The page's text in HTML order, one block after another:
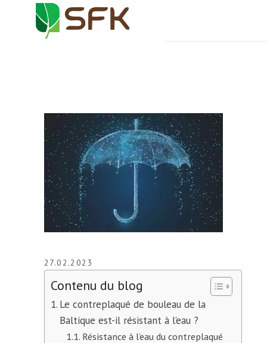
27.02.2023
Contenu du blog
Le contreplaqué de bouleau de la
Baltique est-il résistant à l’eau ?
Résistance à l’eau du contreplaqué